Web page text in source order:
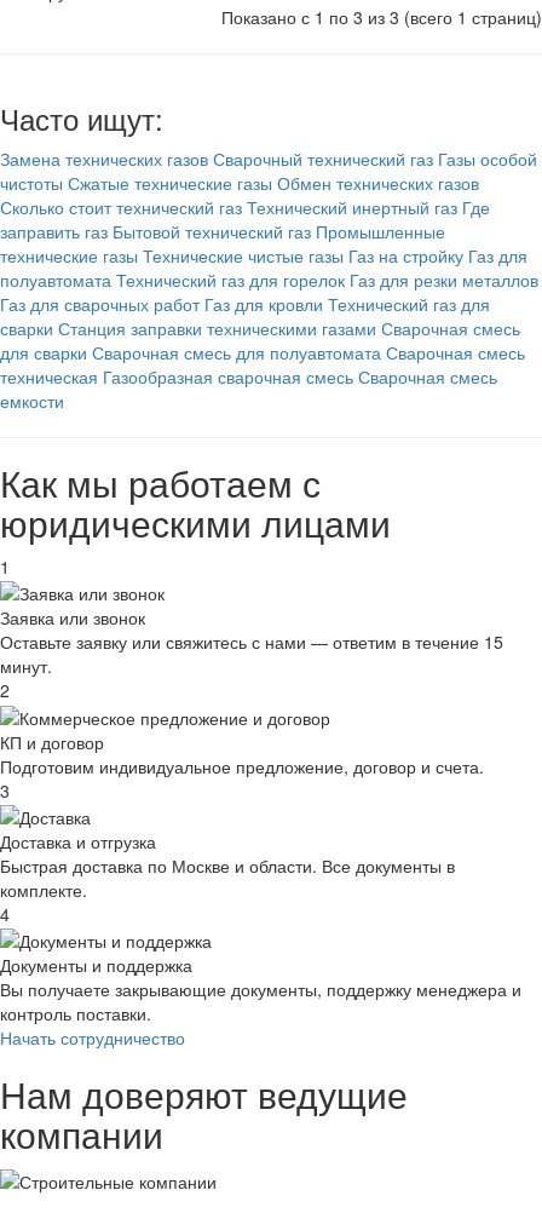
Показано с 1 по 3 из 3 (всего 1 страниц)
Часто ищут:
Замена технических газов Сварочный технический газ Газы особой
чистоты Сжатые технические газы Обмен технических газов
Сколько стоит технический газ Технический инертный газ Где
заправить газ Бытовой технический газ Промышленные
технические газы Технические чистые газы Газ на стройку Газ для
полуавтомата Технический газ для горелок Газ для резки металлов
Газ для сварочных работ Газ для кровли Технический газ для
сварки Станция заправки техническими газами Сварочная смесь
для сварки Сварочная смесь для полуавтомата Сварочная смесь
техническая Газообразная сварочная смесь Сварочная смесь
емкости
Как мы работаем с
юридическими лицами
1
Заявка или звонок
Оставьте заявку или свяжитесь с нами — ответим в течение 15
минут.
2
КП и договор
Подготовим индивидуальное предложение, договор и счета.
3
Доставка и отгрузка
Быстрая доставка по Москве и области. Все документы в
комплекте.
4
Документы и поддержка
Вы получаете закрывающие документы, поддержку менеджера и
контроль поставки.
Начать сотрудничество
Нам доверяют ведущие
компании